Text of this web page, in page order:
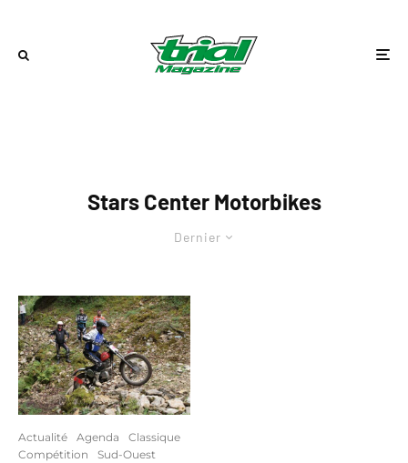
Stars Center Motorbikes
Dernier
Actualité Agenda
Classique
Compétition
Sud-Ouest